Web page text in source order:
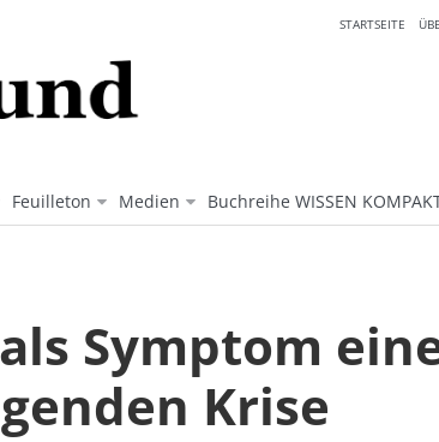
Feuilleton Medien Buchreihe WISSEN
STARTSEITE
Symptom
Krise